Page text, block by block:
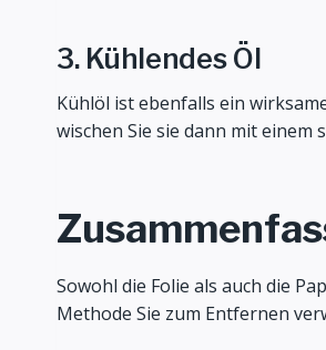
3. Kühlendes Öl
Kühlöl ist ebenfalls ein
wischen Sie sie dann mit einem
Sowohl die Folie als auch die
Methode Sie zum Entfernen